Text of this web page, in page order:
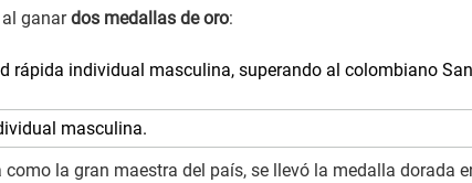
ganardos medallas de oro:
rápida individual masculina, superando al colombiano
masculina.
como la gran maestra del país, se llevó la medalla dorada